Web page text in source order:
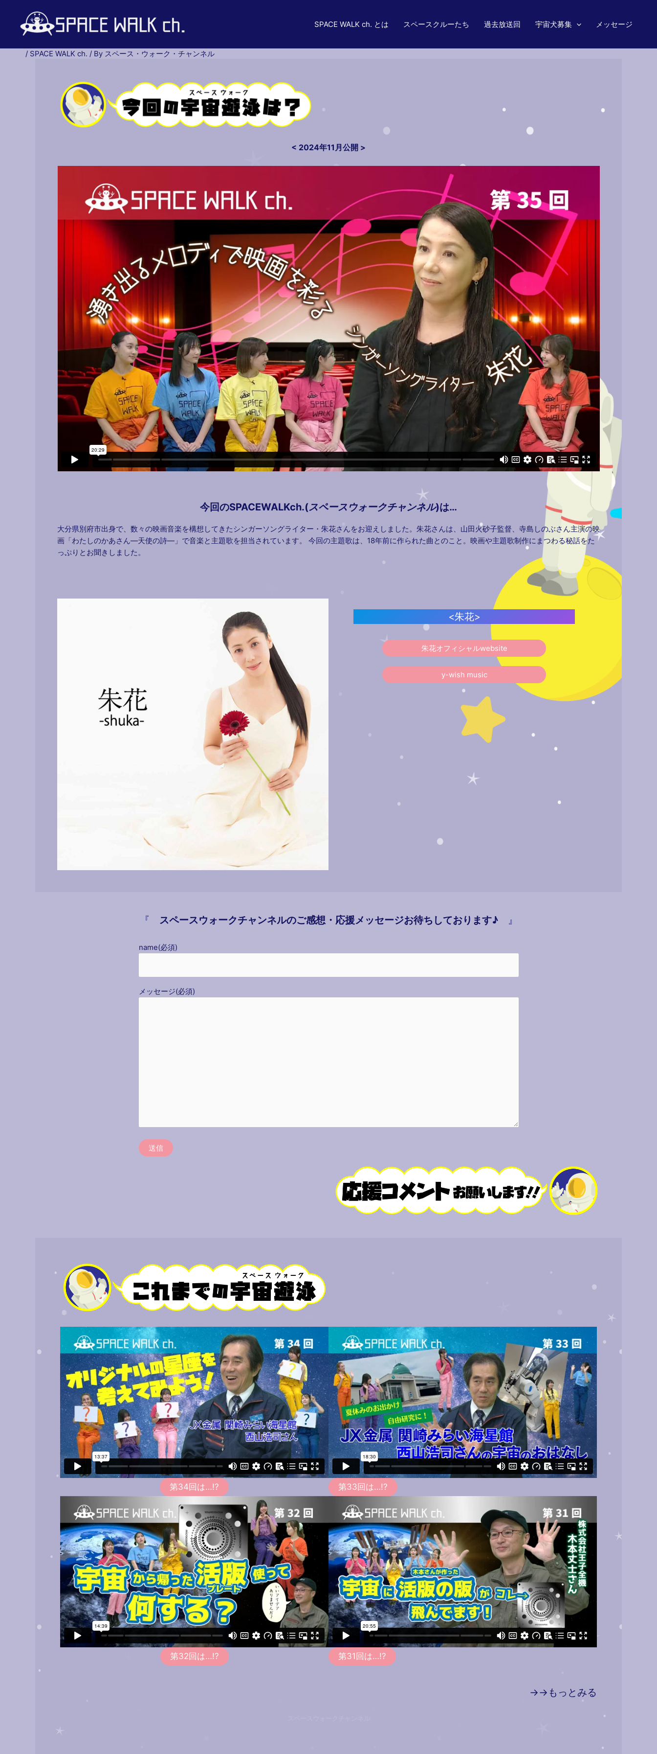
SPACE WALK ch. とは スペースクルーたち 過去放送回 宇宙犬募集 メッセージ
/ SPACE WALK ch. / By スペース・ウォーク・チャンネル
< 2024年11月公開 >
今回のSPACEWALKch.(スペースウォークチャンネル)は…
大分県別府市出身で、数々の映画音楽を構想してきたシンガーソングライター・朱花さんをお迎えしました。朱花さんは、山田火砂子監督、寺島しのぶさん主演の映
画「わたしのかあさん―天使の詩―」で音楽と主題歌を担当されています。 今回の主題歌は、18年前に作られた曲とのこと。映画や主題歌制作にまつわる秘話をた
っぷりとお聞きしました。
<朱花>
朱花オフィシャルwebsite
y-wish music
『 スペースウォークチャンネルのご感想・応援メッセージお待ちしております♪』
name(必須)
メッセージ(必須)
第34回は…!? 第33回は…!?
第32回は…!? 第31回は…!?
→→もっとみる